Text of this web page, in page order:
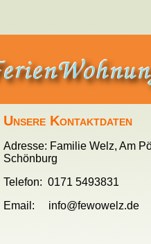
Unsere Kontaktdaten
Adresse: Familie Welz, Am
Schönburg
Telefon: 0171 5493831
Email: info@fewowelz.de